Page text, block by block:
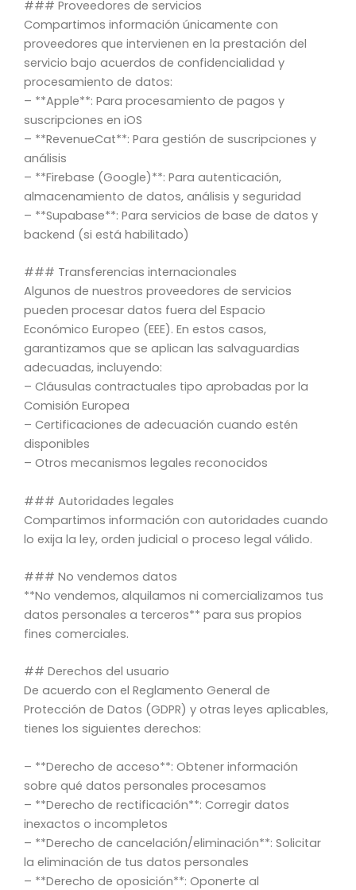
### Proveedores de servicios
Compartimos información únicamente con
proveedores que intervienen en la prestación del
servicio bajo acuerdos de confidencialidad y
procesamiento de datos:
– **Apple**: Para procesamiento de pagos y
suscripciones en iOS
– **RevenueCat**: Para gestión de suscripciones y
análisis
– **Firebase (Google)**: Para autenticación,
almacenamiento de datos, análisis y seguridad
– **Supabase**: Para servicios de base de datos y
backend (si está habilitado)
### Transferencias internacionales
Algunos de nuestros proveedores de servicios
pueden procesar datos fuera del Espacio
Económico Europeo (EEE). En estos casos,
garantizamos que se aplican las salvaguardias
adecuadas, incluyendo:
– Cláusulas contractuales tipo aprobadas por la
Comisión Europea
– Certificaciones de adecuación cuando estén
disponibles
– Otros mecanismos legales reconocidos
### Autoridades legales
Compartimos información con autoridades cuando
lo exija la ley, orden judicial o proceso legal válido.
### No vendemos datos
**No vendemos, alquilamos ni comercializamos tus
datos personales a terceros** para sus propios
fines comerciales.
## Derechos del usuario
De acuerdo con el Reglamento General de
Protección de Datos (GDPR) y otras leyes aplicables,
tienes los siguientes derechos:
– **Derecho de acceso**: Obtener información
sobre qué datos personales procesamos
– **Derecho de rectificación**: Corregir datos
inexactos o incompletos
– **Derecho de cancelación/eliminación**: Solicitar
la eliminación de tus datos personales
– **Derecho de oposición**: Oponerte al